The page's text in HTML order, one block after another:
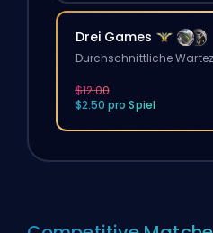
Drei Games
Durchschnittliche
$12.00
$2.50 pro Spiel